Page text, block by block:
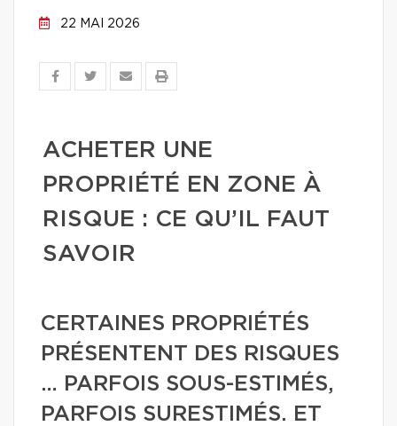
22 MAI 2026
ACHETER UNE
PROPRIÉTÉ EN ZONE À
RISQUE : CE QU’IL FAUT
SAVOIR
CERTAINES PROPRIÉTÉS
PRÉSENTENT DES RISQUES
… PARFOIS SOUS-ESTIMÉS,
PARFOIS SURESTIMÉS. ET